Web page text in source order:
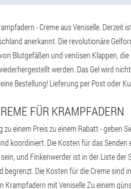
- Creme aus Veniselle. Derzeit
anerkannt. Die revolutionäre
Blutgefäßen und venösen Klappen,
werden. Das Gel wird
Bestellung! Lieferung per Post oder
FÜR KRAMPFADERN
einem Preis zu einem Rabatt - geben
koordiniert. Die Kosten für das
und Finkenwerder ist in der Liste
Die Kosten für die Creme sind
Krampfadern mit Veniselle Zu einem